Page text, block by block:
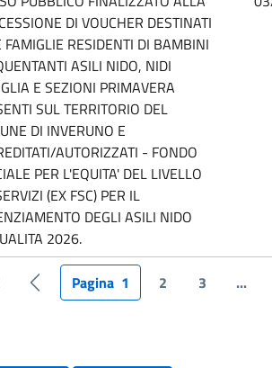
DI VOUCHER DESTINATI
FAMIGLIE RESIDENTI DI BAMBINI
ASILI NIDO, NIDI
E SEZIONI PRIMAVERA
SUL TERRITORIO DEL
DI INVERUNO E
AUTORIZZATI - FONDO
PER L'EQUITA' DEL LIVELLO
(EX FSC) PER IL
DEGLI ASILI NIDO
2026.
Pagina precedente
Pagina 1 2 3
...